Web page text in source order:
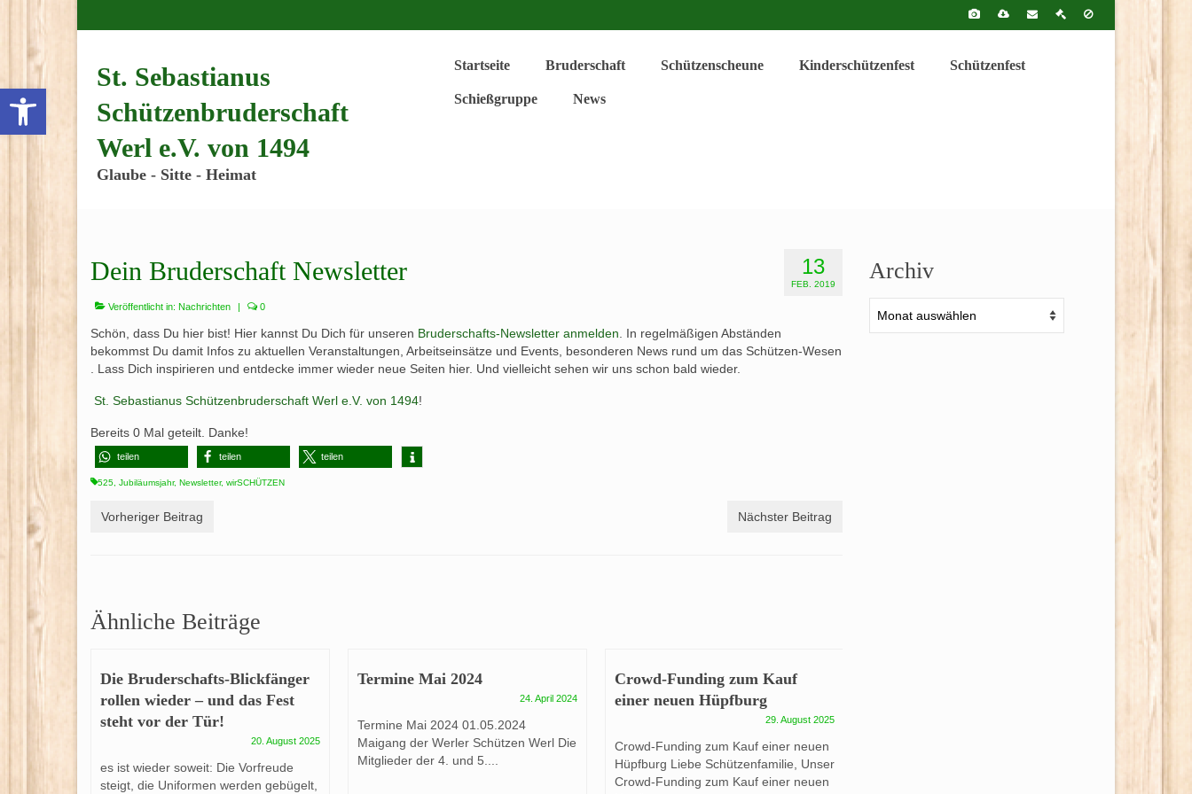
Werkzeugleiste öffnen
St. Sebastianus
Schützenbruderschaft
Werl e.V. von 1494
Glaube - Sitte - Heimat
Startseite Bruderschaft Schützenscheune Kinderschützenfest Schützenfest
Schießgruppe News
13
FEB. 2019
Dein Bruderschaft Newsletter
Veröffentlicht in: Nachrichten | 0
Schön, dass Du hier bist! Hier kannst Du Dich für unseren Bruderschafts-Newsletter anmelden . In regelmäßigen Abständen
bekommst Du damit Infos zu aktuellen Veranstaltungen, Arbeitseinsätze und Events, besonderen News rund um das Schützen-Wesen
. Lass Dich inspirieren und entdecke immer wieder neue Seiten hier. Und vielleicht sehen wir uns schon bald wieder.
St. Sebastianus Schützenbruderschaft Werl e.V. von 1494!
Bereits 0 Mal geteilt. Danke!
teilen teilen teilen
525 Jubiläumsjahr, Newsletter, wirSCHÜTZEN
Vorheriger Beitrag Nächster Beitrag
Ähnliche Beiträge
Die Bruderschafts-Blickfänger
rollen wieder – und das Fest
steht vor der Tür!
20. August 2025
es ist wieder soweit: Die Vorfreude
steigt, die Uniformen werden gebügelt,
Termine Mai 2024
24. April 2024
Termine Mai 2024 01.05.2024
Maigang der Werler Schützen Werl Die
Mitglieder der 4. und 5....
Crowd-Funding zum Kauf
einer neuen Hüpfburg
29. August 2025
Crowd-Funding zum Kauf einer neuen
Hüpfburg Liebe Schützenfamilie, Unser
Crowd-Funding zum Kauf einer neuen
Archiv